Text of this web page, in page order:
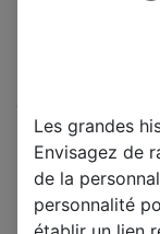
LG
31T12-
CTRL BD
Les grandes
Envisagez de
de la
personnalité